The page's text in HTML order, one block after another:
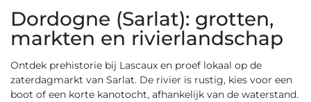
Dordogne (Sarlat): grotten,
markten en rivierlandschap
Ontdek prehistorie bij Lascaux en proef lokaal op de
zaterdagmarkt van Sarlat. De rivier is rustig, kies voor een
boot of een korte kanotocht, afhankelijk van de waterstand.